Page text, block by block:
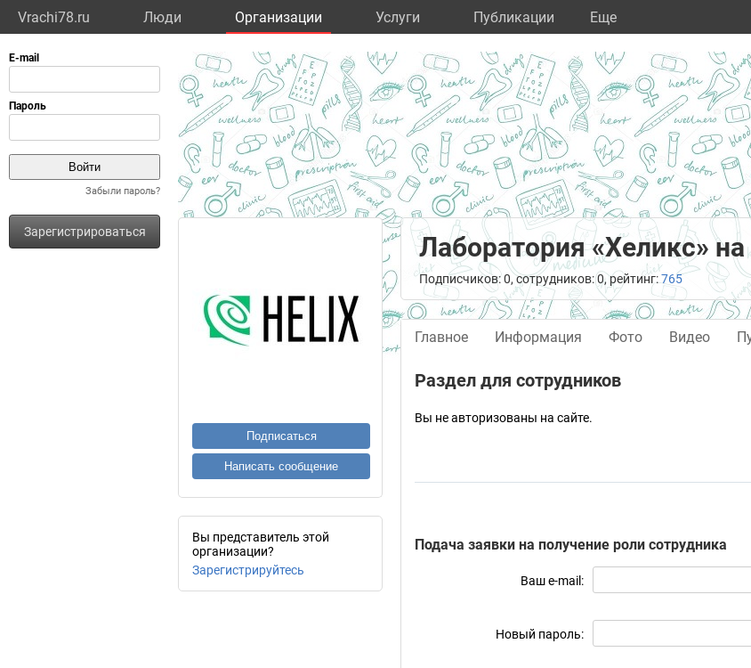
Vrachi78.ru Люди Организации Услуги Публикации Eще
Забыли пароль?
Зарегистрироваться
Подписаться
Написать сообщение
Вы представитель этой
организации?
Зарегистрируйтесь
Лаборатория «Хеликс»
Подписчиков: 0, сотрудников: 0, рейтинг:765
Главное Информация Фото Видео
Раздел для сотрудников
Вы не авторизованы на сайте.
Подача заявки на получение роли сотрудника
Ваш e-mail:
Новый пароль: